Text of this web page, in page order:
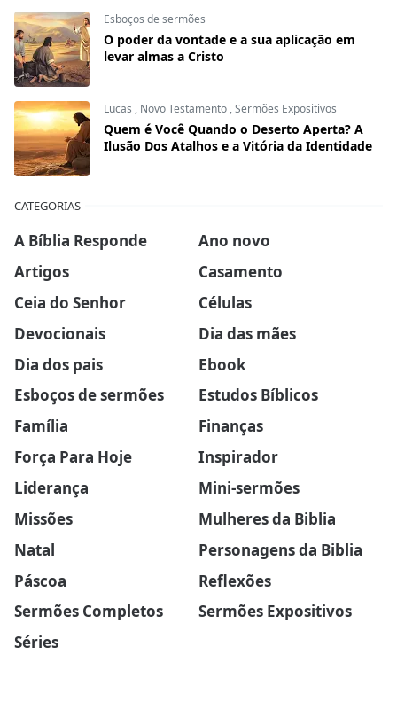
Esboços de sermões
O poder da vontade e a sua aplicação em
levar almas a Cristo
Lucas , Novo Testamento ,Sermões Expositivos
Quem é Você Quando o Deserto Aperta? A
Ilusão Dos Atalhos e a Vitória da Identidade
CATEGORIAS
A Bíblia Responde
Ano novo
Artigos
Casamento
Ceia do Senhor
Células
Devocionais
Dia das mães
Dia dos pais
Ebook
Esboços de sermões
Estudos Bíblicos
Família
Finanças
Força Para Hoje
Inspirador
Liderança
Mini-sermões
Missões
Mulheres da Biblia
Natal
Personagens da Biblia
Páscoa
Reflexões
Sermões Completos
Sermões Expositivos
Séries